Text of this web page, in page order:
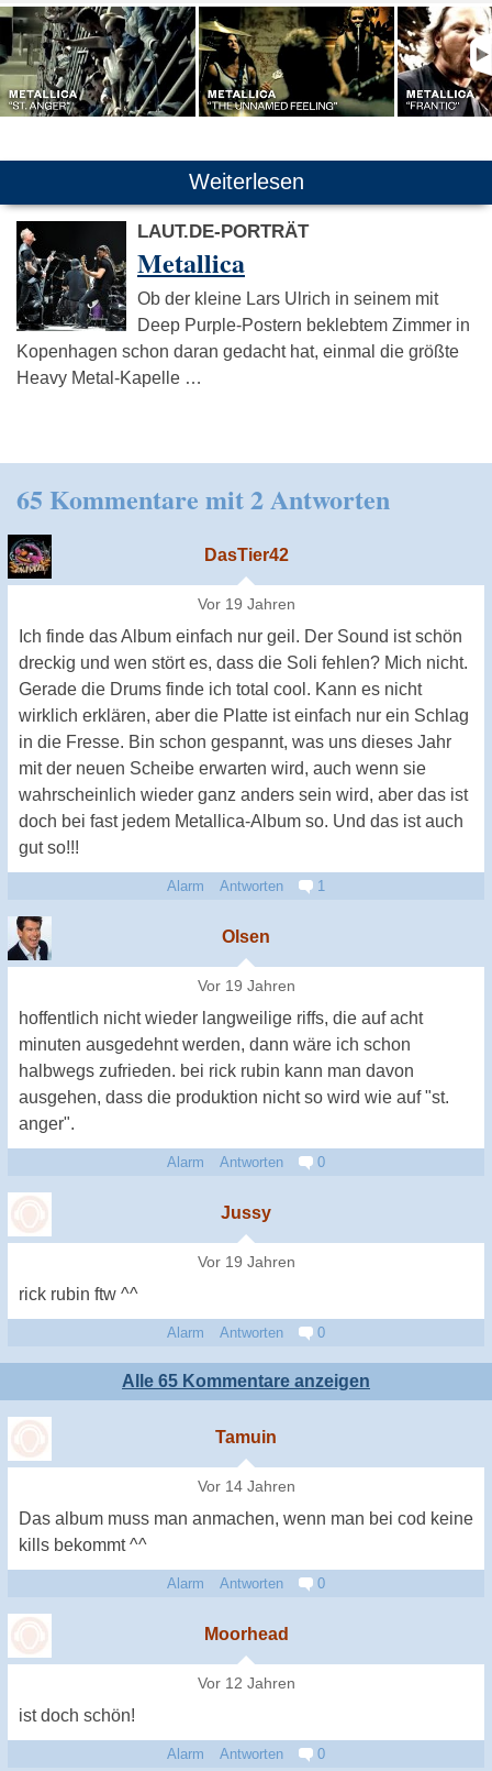
Weiterlesen
LAUT.DE-PORTRÄT
Metallica
Ob der kleine Lars Ulrich in seinem mit
Deep Purple-Postern beklebtem Zimmer in
Kopenhagen schon daran gedacht hat, einmal die größte
Heavy Metal-Kapelle …
65 Kommentare mit 2 Antworten
DasTier42
Vor 19 Jahren
Ich finde das Album einfach nur geil. Der Sound ist schön
dreckig und wen stört es, dass die Soli fehlen? Mich nicht.
Gerade die Drums finde ich total cool. Kann es nicht
wirklich erklären, aber die Platte ist einfach nur ein Schlag
in die Fresse. Bin schon gespannt, was uns dieses Jahr
mit der neuen Scheibe erwarten wird, auch wenn sie
wahrscheinlich wieder ganz anders sein wird, aber das ist
doch bei fast jedem Metallica-Album so. Und das ist auch
gut so!!!
Alarm Antworten 1
Olsen
Vor 19 Jahren
hoffentlich nicht wieder langweilige riffs, die auf acht
minuten ausgedehnt werden, dann wäre ich schon
halbwegs zufrieden. bei rick rubin kann man davon
ausgehen, dass die produktion nicht so wird wie auf "st.
anger".
Alarm Antworten 0
Jussy
Vor 19 Jahren
rick rubin ftw ^^
Alarm Antworten 0
Alle 65 Kommentare anzeigen
Tamuin
Vor 14 Jahren
Das album muss man anmachen, wenn man bei cod keine
kills bekommt ^^
Alarm Antworten 0
Moorhead
Vor 12 Jahren
ist doch schön!
Alarm Antworten 0